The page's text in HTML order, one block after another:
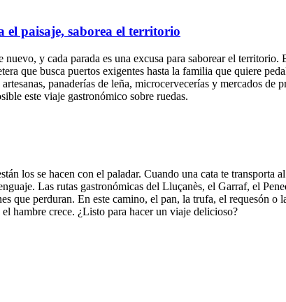
el paisaje, saborea el territorio
y cada parada es una excusa para saborear el
que busca puertos exigentes hasta la familia que quiere
panaderías de leña, microcervecerías y mercados
este viaje gastronómico sobre ruedas.
los se hacen con el paladar. Cuando una cata te transporta
Las rutas gastronómicas del Lluçanès, el Garraf, el
que perduran. En este camino, el pan, la trufa, el requesón o
hambre crece. ¿Listo para hacer un viaje delicioso?